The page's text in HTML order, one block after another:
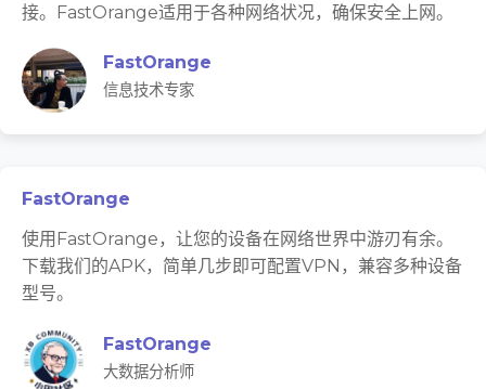
接。FastOrange适用于各种网络状况，确保安全上网。
FastOrange
信息技术专家
FastOrange
使用FastOrange，让您的设备在网络世界中游刃有余。
下载我们的APK，简单几步即可配置VPN，兼容多种设备
型号。
FastOrange
大数据分析师